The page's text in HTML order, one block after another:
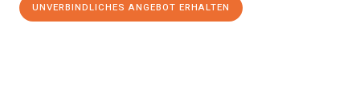
UNVERBINDLICHES ANGEBOT ERHALTEN